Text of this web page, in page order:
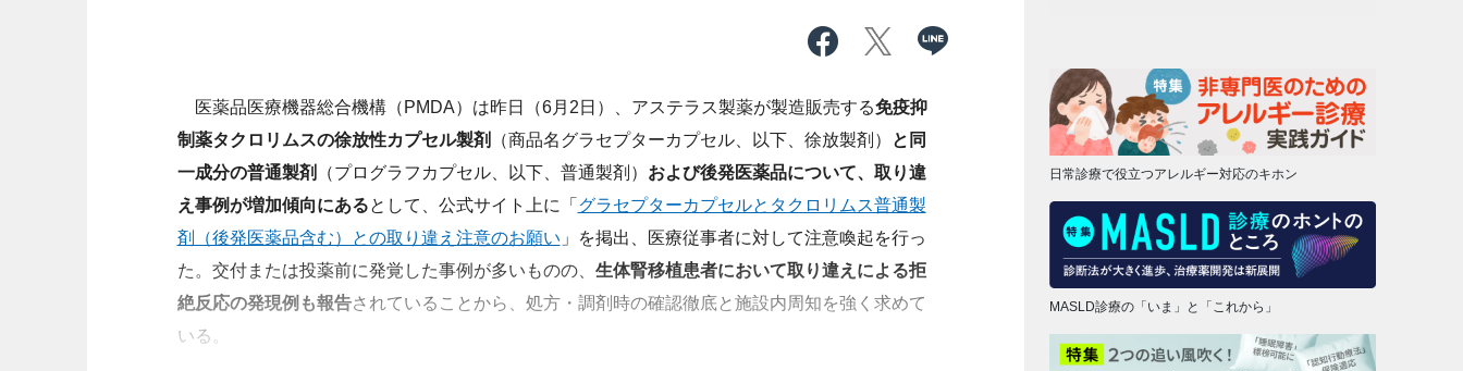
医薬品医療機器総合機構（PMDA）は昨日（6月2日）、アステラス製薬が製造販売する免疫抑
制薬タクロリムスの徐放性カプセル製剤 （商品名グラセプターカプセル、以下、徐放製剤）
と同
一成分の普通製剤
（プログラフカプセル、 以下、普通製剤） および後発医薬品について、取り違
え事例が増加傾向にあるとして、公式サイト上に「 グラセプターカプセルとタクロリムス普通製
剤（後発医薬品含む）との取り違え注意のお願い 」を掲出、
医療従事者に対して注意喚起を行っ
た。交付または投薬前に発覚した事例が多いものの、 生体腎移植患者において取り違えによる拒
絶反応の発現例も報告されていることから、処方・調剤時の確認徹底と施設内周知を強く求めて
いる。
日常診療で役立つアレルギー対応のキホン
MASLD診療の「いま」と「これから」